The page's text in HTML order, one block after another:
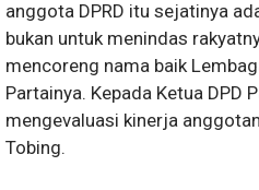
anggota DPRD itu sejatinya
bukan untuk menindas
mencoreng nama baik
Partainya. Kepada Ketua DPD
mengevaluasi kinerja
Tobing.